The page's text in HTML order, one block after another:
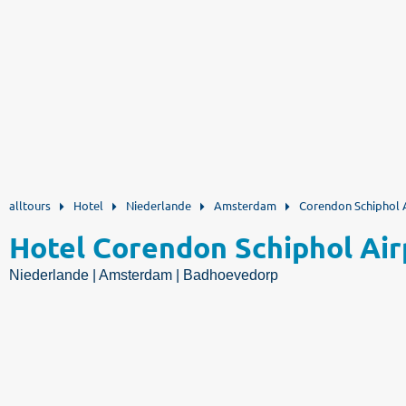
alltours Hotel Niederlande Amsterdam Corendon Schiphol
Hotel Corendon Schiphol
Niederlande | Amsterdam | Badhoevedorp